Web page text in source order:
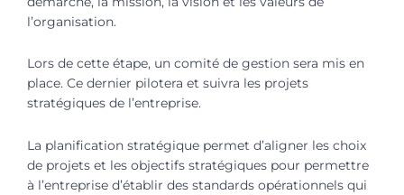
l’organisation.
Lors de cette étape, un comité de gestion sera mis en
place. Ce dernier pilotera et suivra les projets
stratégiques de l’entreprise.
La planification stratégique permet d’aligner les choix
de projets et les objectifs stratégiques pour permettre
à l’entreprise d’établir des standards opérationnels qui